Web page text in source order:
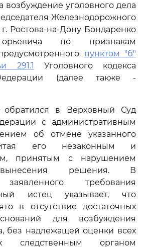
возбуждение уголовного дела
Железнодорожного
Ростова-на-Дону Бондаренко
по признакам
пунктом "б"
291.1 Уголовного кодекса
(далее также -
обратился в Верховный Суд
с административным
об отмене указанного
его незаконным и
принятым с нарушением
решения. В
требования
истец указывает, что
в отсутствие достаточных
для возбуждения
без надлежащей оценки всех
следственным органом